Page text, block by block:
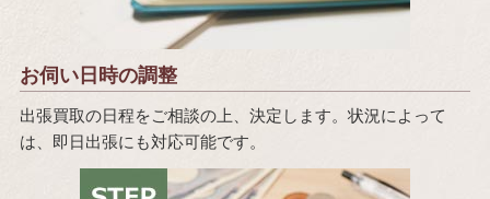
お伺い日時の調整
出張買取の日程をご相談の上、決定します。状況によって
は、即日出張にも対応可能です。